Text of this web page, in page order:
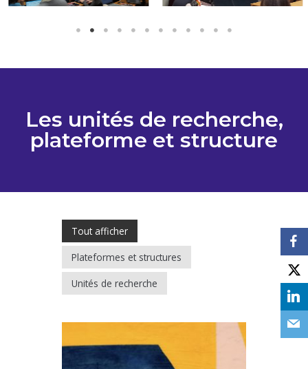
Les unités de recherche,
plateforme et structure
Tout afficher
Plateformes et structures
Unités de recherche